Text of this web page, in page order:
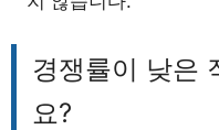
경쟁률이 낮은
요?